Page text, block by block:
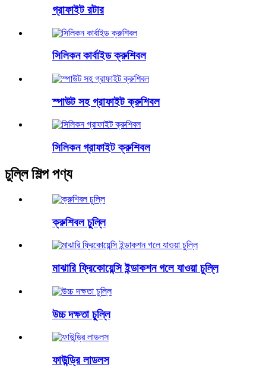
গ্রাফাইট রটার
সিলিকন কার্বাইড ক্রুশিবল
স্পাউট সহ গ্রাফাইট ক্রুশিবল
সিলিকন গ্রাফাইট ক্রুশিবল
চুল্লি শিল্প পণ্য
ক্রুশিবল চুল্লি
মাঝারি ফ্রিকোয়েন্সি ইন্ডাকশন গলে যাওয়া চুল্লি
উচ্চ দক্ষতা চুল্লি
ফাউন্ড্রি লাডলস